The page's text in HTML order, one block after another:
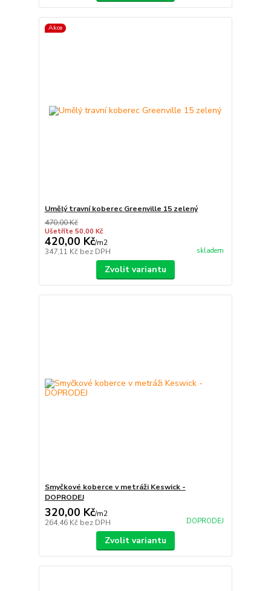
Akce
Umělý travní koberec Greenville 15 zelený
470,00 Kč
Ušetříte 50,00 Kč
420,00 Kč/m2
347,11 Kč bez DPH skladem
Zvolit variantu
Smyčkové koberce v metráži Keswick -
DOPRODEJ
320,00 Kč/m2
264,46 Kč bez DPH DOPRODEJ
Zvolit variantu